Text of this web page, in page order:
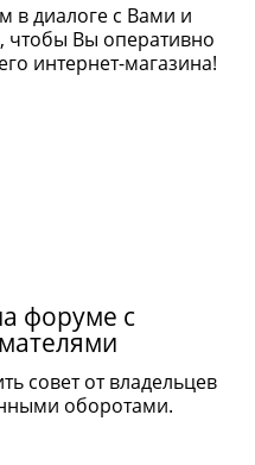
в диалоге с Вами и
чтобы Вы оперативно
интернет-магазина!
форуме с
совет от владельцев
оборотами.